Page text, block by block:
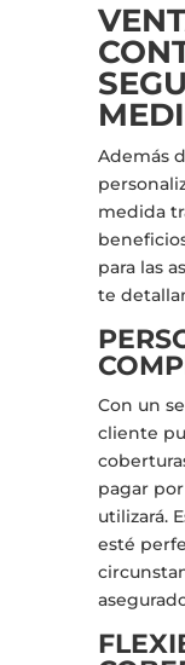
Además
medida
para las
te
Con un
cliente
pagar
utilizará.
esté